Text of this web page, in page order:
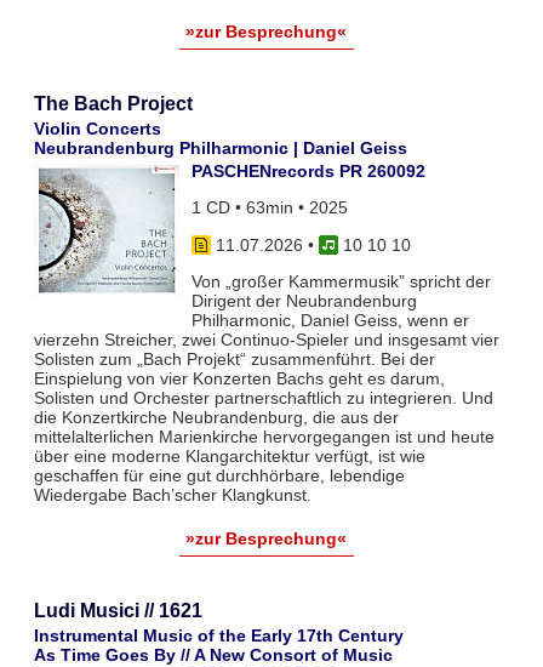
»zur Besprechung«
The Bach Project
Violin Concerts
Neubrandenburg Philharmonic | Daniel Geiss
PASCHENrecords PR 260092
1 CD • 63min • 2025
11.07.2026 •
10 10 10
Von „großer Kammermusik” spricht der
Dirigent der Neubrandenburg
Philharmonic, Daniel Geiss, wenn er
vierzehn Streicher, zwei Continuo-Spieler und insgesamt vier
Solisten zum „Bach Projekt“ zusammenführt. Bei der
Einspielung von vier Konzerten Bachs geht es darum,
Solisten und Orchester partnerschaftlich zu integrieren. Und
die Konzertkirche Neubrandenburg, die aus der
mittelalterlichen Marienkirche hervorgegangen ist und heute
über eine moderne Klangarchitektur verfügt, ist wie
geschaffen für eine gut durchhörbare, lebendige
Wiedergabe Bach’scher Klangkunst.
»zur Besprechung«
Ludi Musici // 1621
Instrumental Music of the Early 17th Century
As Time Goes By // A New Consort of Music